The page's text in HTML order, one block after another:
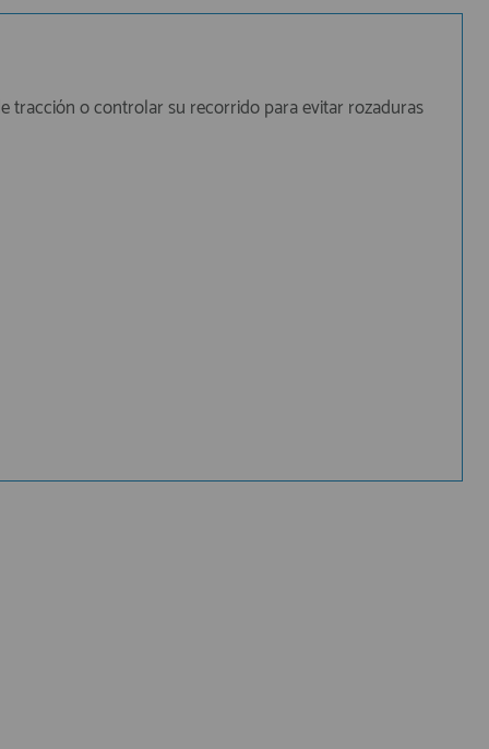
tracción o controlar su recorrido para evitar rozaduras